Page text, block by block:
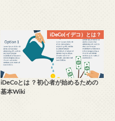
iDeCo(イデコ）とは？
iDeCoとは ？初心者が始めるための
基本Wiki